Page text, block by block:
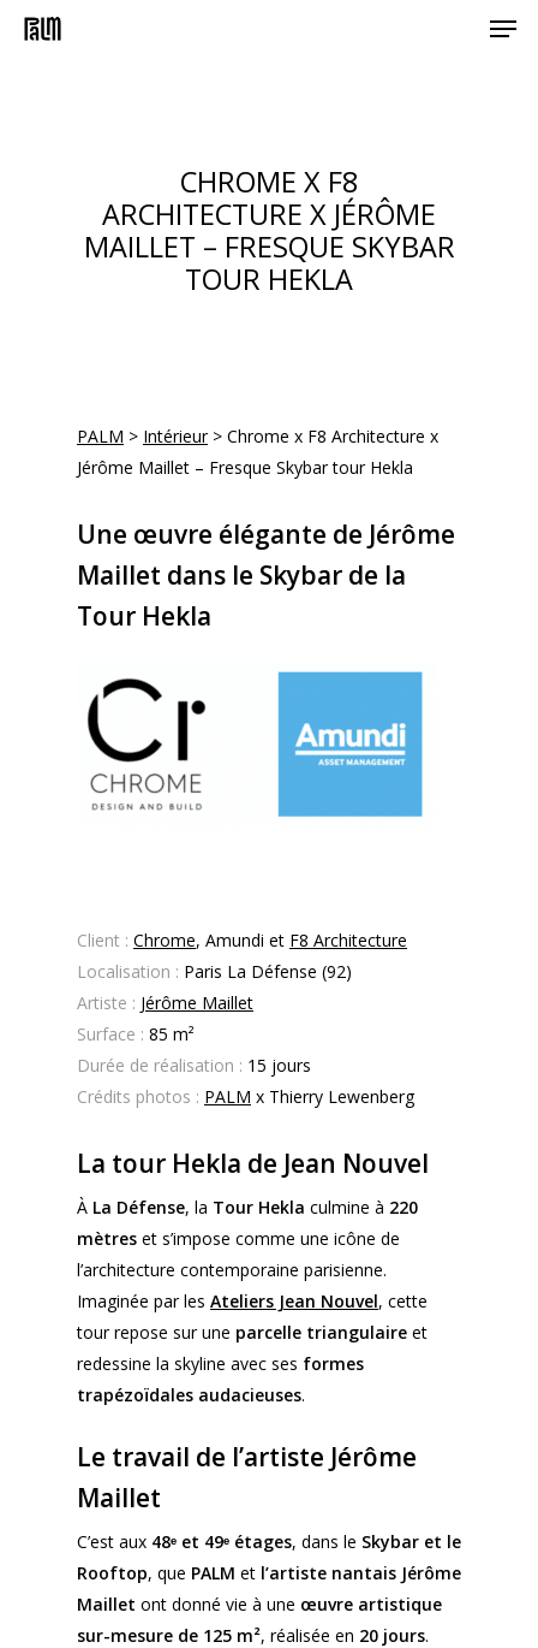
Skip
CHROME X F8
ARCHITECTURE X JÉRÔME
MAILLET – FRESQUE SKYBAR
TOUR HEKLA
PALM > Intérieur> Chrome x F8 Architecture x
Jérôme Maillet – Fresque Skybar tour Hekla
Une œuvre élégante de Jérôme
Maillet dans le Skybar de la
Tour Hekla
Client : Chrome, Amundi et F8 Architecture
Localisation : Paris La Défense (92)
Artiste : Jérôme Maillet
Surface : 85 m²
Durée de réalisation : 15 jours
Crédits photos : PALM x Thierry Lewenberg
La tour Hekla de Jean Nouvel
À La Défense, la Tour Hekla culmine à 220
mètres et s’impose comme une icône de
l’architecture contemporaine parisienne.
Imaginée par les Ateliers Jean Nouvel, cette
tour repose sur une parcelle triangulaire et
redessine la skyline avec ses formes
trapézoïdales audacieuses.
Le travail de l’artiste Jérôme
Maillet
C’est aux 48ᵉ et 49ᵉ étages, dans le Skybar et le
Rooftop, que PALM et l’artiste nantais Jérôme
Maillet ont donné vie à une œuvre artistique
sur-mesure de 125 m², réalisée en 20 jours.